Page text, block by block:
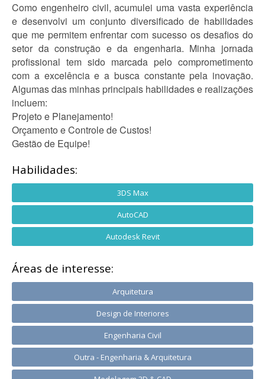
Como engenheiro civil, acumulei uma vasta experiência
e desenvolvi um conjunto diversificado de habilidades
que me permitem enfrentar com sucesso os desafios do
setor da construção e da engenharia. Minha jornada
profissional tem sido marcada pelo comprometimento
com a excelência e a busca constante pela inovação.
Algumas das minhas principais habilidades e realizações
incluem:
Projeto e Planejamento!
Orçamento e Controle de Custos!
Gestão de Equipe!
Habilidades:
3DS Max
AutoCAD
Autodesk Revit
Áreas de interesse:
Arquitetura
Design de Interiores
Engenharia Civil
Outra - Engenharia & Arquitetura